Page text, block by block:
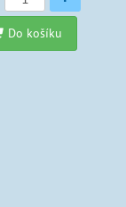
Do košíku